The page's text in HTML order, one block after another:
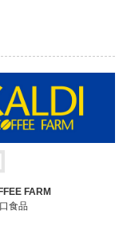
FARM
食品